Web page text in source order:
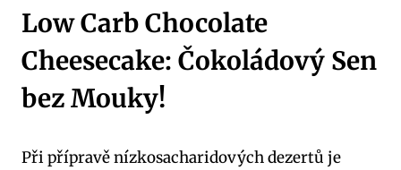
Low Carb​ Chocolate​
Cheesecake: ‍Čokoládový Sen‌
bez ⁢Mouky!
Při ‍přípravě nízkosacharidových dezertů‍ je